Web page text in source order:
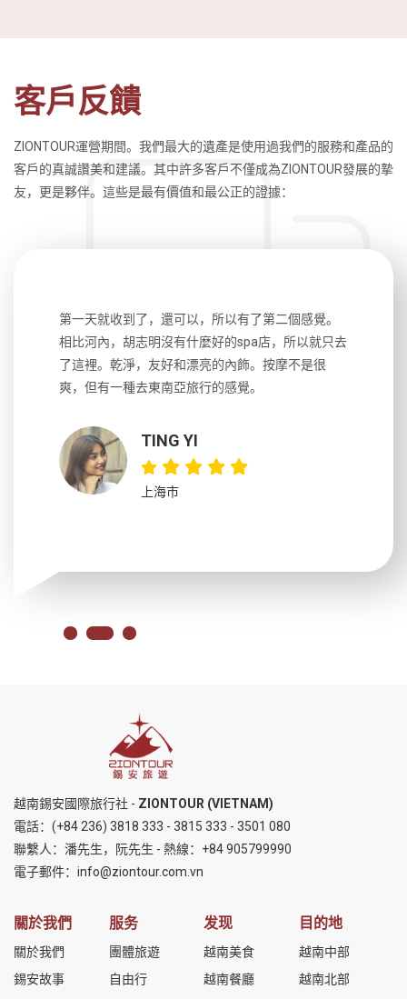
客戶反饋
ZIONTOUR運營期間。我們最大的遺產是使用過我們的服務和產品的
客戶的真誠讚美和建議。其中許多客戶不僅成為ZIONTOUR發展的摯
友，更是夥伴。這些是最有價值和最公正的證據：
第一天就收到了，還可以，所以有了第二個感覺。
相比河內，胡志明沒有什麼好的spa店，所以就只去
了這裡。乾淨，友好和漂亮的內飾。按摩不是很
爽，但有一種去東南亞旅行的感覺。
TING YI
上海市
越南錫安國際旅行社 - ZIONTOUR (VIETNAM)
電話： (+84 236) 3818 333 - 3815 333 - 3501 080
聯繫人：潘先生，阮先生 - 熱線： +84 905799990
電子郵件： info@ziontour.com.vn
關於我們
關於我們
錫安故事
服务
團體旅遊
自由行
发现
越南美食
越南餐廳
目的地
越南中部
越南北部